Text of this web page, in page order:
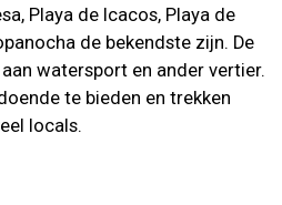
Playa de Icacos, Playa de
de bekendste zijn. De
watersport en ander vertier.
te bieden en trekken
locals.